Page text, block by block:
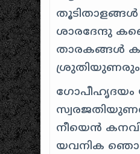
ശാരദേന്ദു
താരകങ്ങൾ
ശ്രുതിയുണരും
ഗോപീഹൃദയം
നീയെൻ
യവനിക